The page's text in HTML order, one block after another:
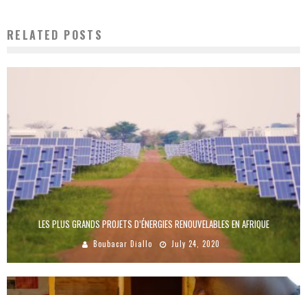
RELATED POSTS
LES PLUS GRANDS PROJETS D’ÉNERGIES RENOUVELABLES EN AFRIQUE
Boubacar Diallo July 24, 2020